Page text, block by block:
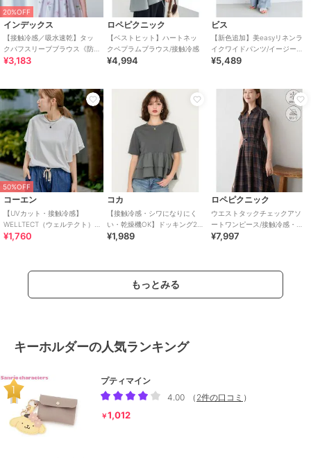
20%OFF
インデックス
【接触冷感／吸水速乾】タッ
クパフスリーブブラウス《防
シワ／洗濯機OK／XS～3L／
¥3,183
ロペピクニック
【ベストヒット】ハートネッ
クペプラムブラウス/接触冷感
¥4,994
ビス
【新色追加】美easyリネンラ
イクワイドパンツ/イージーケ
ア・接触冷感・セットアップ
¥5,489
50%OFF
コーエン
【UVカット・接触冷感】
WELLTECT（ウェルテクト）
USAコットン フレアスリーブ
¥1,760
コカ
【接触冷感・シワになりにく
い・乾燥機OK】ドッキング2
段フリルTシャツ 全2色
¥1,989
ロペピクニック
ウエストタックチェックアソ
ートワンピース/接触冷感・防
シワ・リンクコーデ
¥7,997
もっとみる
キーホルダーの人気ランキング
プティマイン
4.00
（ 2件の口コミ ）
￥1,012